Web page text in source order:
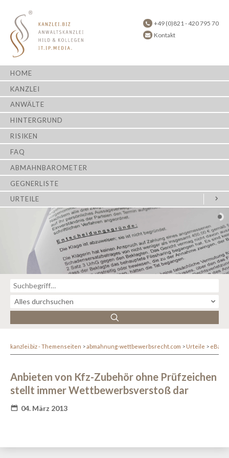
+49 (0)821 - 420 795 70
Kontakt
HOME
KANZLEI
ANWÄLTE
HINTERGRUND
RISIKEN
FAQ
ABMAHNBAROMETER
GEGNERLISTE
URTEILE
kanzlei.biz - Themenseiten abmahnung-wettbewerbsrecht.com Urteile eBay-
Anbieten von Kfz-Zubehör ohne Prüfzeichen
stellt immer Wettbewerbsverstoß dar
04. März 2013